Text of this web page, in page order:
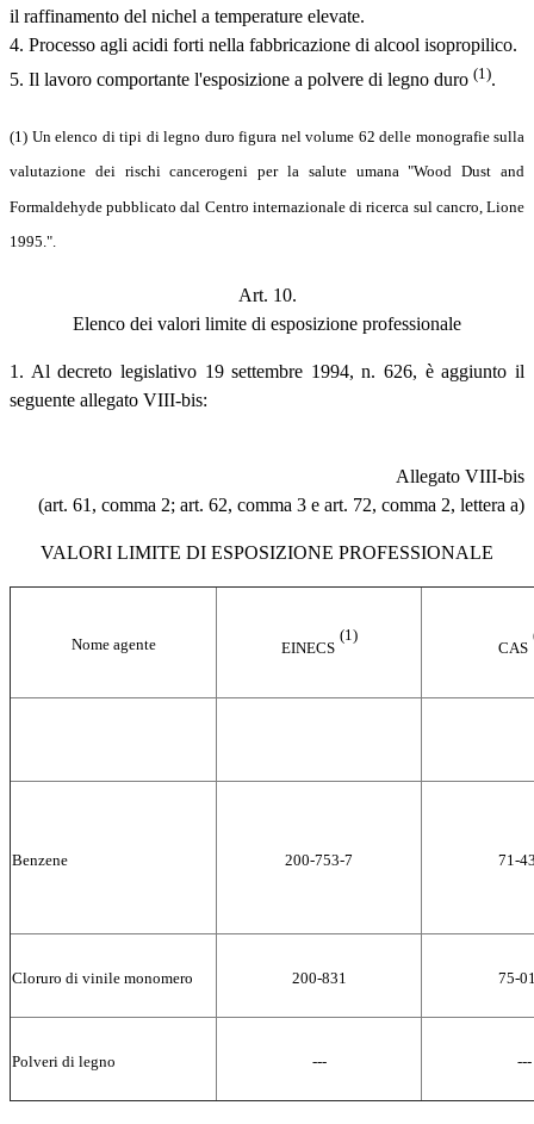
il raffinamento del nichel a temperature elevate.
4. Processo agli acidi forti nella fabbricazione di alcool isopropilico.
5. Il lavoro comportante l'esposizione a polvere di legno duro (1).
(1) Un elenco di tipi di legno duro figura nel volume 62 delle monografie sulla
valutazione dei rischi cancerogeni per la salute umana "Wood Dust and
Formaldehyde pubblicato dal Centro internazionale di ricerca sul cancro, Lione
1995.".
Art. 10.
Elenco dei valori limite di esposizione professionale
1. Al decreto legislativo 19 settembre 1994, n. 626, è aggiunto il
seguente allegato VIII-bis:
Allegato VIII-bis
(art. 61, comma 2; art. 62, comma 3 e art. 72, comma 2, lettera a)
VALORI LIMITE DI ESPOSIZIONE PROFESSIONALE
Nome agente EINECS
(1)
CAS
Benzene 200-753-7 71-
Cloruro di vinile monomero 200-831 75-
Polveri di legno --- ---